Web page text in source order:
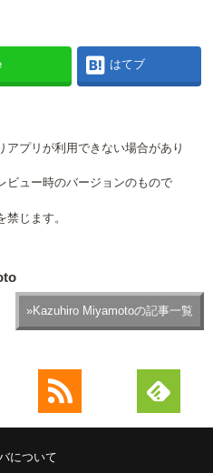
はてブ
プリが利用できない場合があり
ュー時のバージョンのもので
じます。
»Kazuhiro Miyamotoの記事一覧
について